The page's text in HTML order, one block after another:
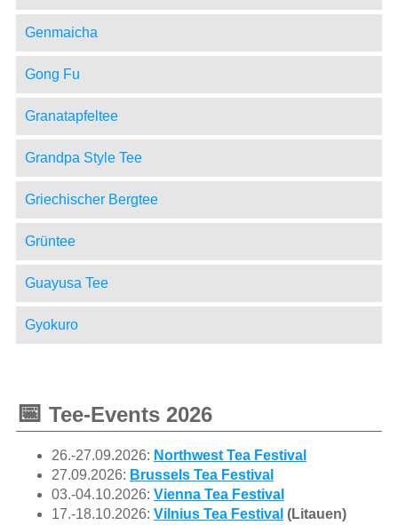
Genmaicha
Gong Fu
Granatapfeltee
Grandpa Style Tee
Griechischer Bergtee
Grüntee
Guayusa Tee
Gyokuro
📅 Tee-Events 2026
26.-27.09.2026: Northwest Tea Festival
27.09.2026: Brussels Tea Festival
03.-04.10.2026: Vienna Tea Festival
17.-18.10.2026: Vilnius Tea Festival (Litauen)